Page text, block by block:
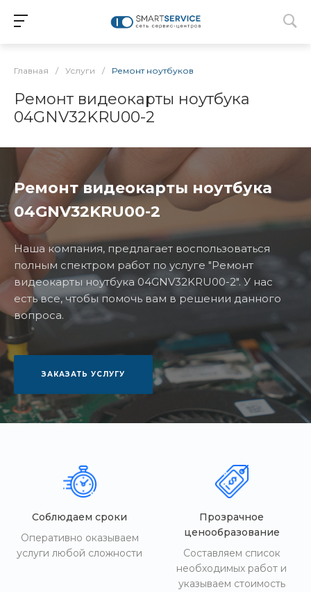
Главная / Услуги / Ремонт ноутбуков
Ремонт видеокарты ноутбука
04GNV32KRU00-2
Ремонт видеокарты ноутбука
04GNV32KRU00-2
Наша компания, предлагает воспользоваться
полным спектром работ по услуге "Ремонт
видеокарты ноутбука 04GNV32KRU00-2". У нас
есть все, чтобы помочь вам в решении данного
вопроса.
ЗАКАЗАТЬ УСЛУГУ
Соблюдаем сроки
Оперативно оказываем
услуги любой сложности
Прозрачное
ценообразование
Составляем список
необходимых работ и
указываем стоимость